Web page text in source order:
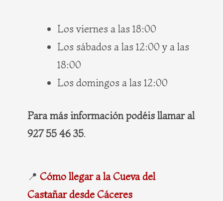
Los viernes a las 18:00
Los sábados a las 12:00 y a las
18:00
Los domingos a las 12:00
Para más información podéis llamar al
927 55 46 35.
📍 Cómo llegar a la Cueva del
Castañar desde Cáceres